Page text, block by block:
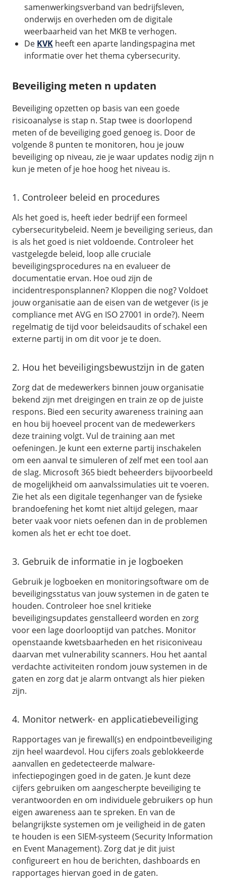
samenwerkingsverband van bedrijfsleven,
onderwijs en overheden om de digitale
weerbaarheid van het MKB te verhogen.
De KVK heeft een aparte landingspagina met
informatie over het thema cybersecurity.
Beveiliging meten n updaten
Beveiliging opzetten op basis van een goede
risicoanalyse is stap n. Stap twee is doorlopend
meten of de beveiliging goed genoeg is. Door de
volgende 8 punten te monitoren, hou je jouw
beveiliging op niveau, zie je waar updates nodig zijn n
kun je meten of je hoe hoog het niveau is.
1. Controleer beleid en procedures
Als het goed is, heeft ieder bedrijf een formeel
cybersecuritybeleid. Neem je beveiliging serieus, dan
is als het goed is niet voldoende. Controleer het
vastgelegde beleid, loop alle cruciale
beveiligingsprocedures na en evalueer de
documentatie ervan. Hoe oud zijn de
incidentresponsplannen? Kloppen die nog? Voldoet
jouw organisatie aan de eisen van de wetgever (is je
compliance met AVG en ISO 27001 in orde?). Neem
regelmatig de tijd voor beleidsaudits of schakel een
externe partij in om dit voor je te doen.
2. Hou het beveiligingsbewustzijn in de gaten
Zorg dat de medewerkers binnen jouw organisatie
bekend zijn met dreigingen en train ze op de juiste
respons. Bied een security awareness training aan
en hou bij hoeveel procent van de medewerkers
deze training volgt. Vul de training aan met
oefeningen. Je kunt een externe partij inschakelen
om een aanval te simuleren of zelf met een tool aan
de slag. Microsoft 365 biedt beheerders bijvoorbeeld
de mogelijkheid om aanvalssimulaties uit te voeren.
Zie het als een digitale tegenhanger van de fysieke
brandoefening het komt niet altijd gelegen, maar
beter vaak voor niets oefenen dan in de problemen
komen als het er echt toe doet.
3. Gebruik de informatie in je logboeken
Gebruik je logboeken en monitoringsoftware om de
beveiligingsstatus van jouw systemen in de gaten te
houden. Controleer hoe snel kritieke
beveiligingsupdates genstalleerd worden en zorg
voor een lage doorlooptijd van patches. Monitor
openstaande kwetsbaarheden en het risiconiveau
daarvan met vulnerability scanners. Hou het aantal
verdachte activiteiten rondom jouw systemen in de
gaten en zorg dat je alarm ontvangt als hier pieken
zijn.
4. Monitor netwerk- en applicatiebeveiliging
Rapportages van je firewall(s) en endpointbeveiliging
zijn heel waardevol. Hou cijfers zoals geblokkeerde
aanvallen en gedetecteerde malware-
infectiepogingen goed in de gaten. Je kunt deze
cijfers gebruiken om aangescherpte beveiliging te
verantwoorden en om individuele gebruikers op hun
eigen awareness aan te spreken. En van de
belangrijkste systemen om je veiligheid in de gaten
te houden is een SIEM-systeem (Security Information
en Event Management). Zorg dat je dit juist
configureert en hou de berichten, dashboards en
rapportages hiervan goed in de gaten.